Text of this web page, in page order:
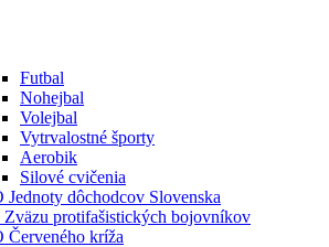
Futbal
Nohejbal
Volejbal
Vytrvalostné športy
Aerobik
Silové cvičenia
Jednoty dôchodcov Slovenska
Zväzu protifašistických bojovníkov
Červeného kríža